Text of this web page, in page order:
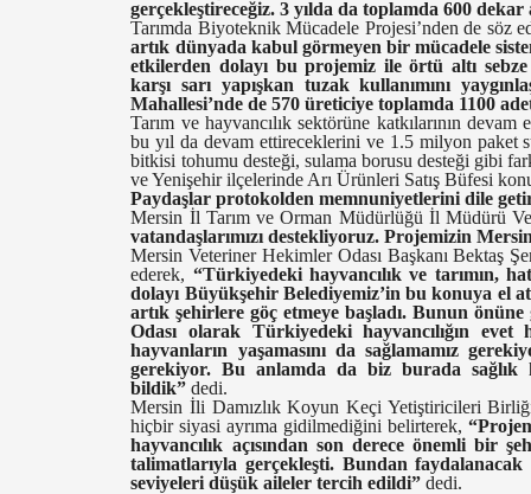
gerçekleştireceğiz. 3 yılda da toplamda 600 dekar
Tarımda Biyoteknik Mücadele Projesi’nden de söz
artık dünyada kabul görmeyen bir mücadele
etkilerden dolayı bu projemiz ile örtü altı sebze
karşı sarı yapışkan tuzak kullanımını
Mahallesi’nde de 570 üreticiye toplamda 1100
Tarım ve hayvancılık sektörüne katkılarının
bu yıl da devam ettireceklerini ve 1.5 milyon paket
bitkisi tohumu desteği, sulama borusu desteği gibi
ve Yenişehir ilçelerinde Arı Ürünleri Satış Büfesi
Paydaşlar protokolden memnuniyetlerini dile
Mersin İl Tarım ve Orman Müdürlüğü İl Müdürü
vatandaşlarımızı destekliyoruz. Projemizin
Mersin Veteriner Hekimler Odası Başkanı Bektaş
ederek, “Türkiyedeki hayvancılık ve tarımın,
dolayı Büyükşehir Belediyemiz’in bu konuya el
artık şehirlere göç etmeye başladı. Bunun
Odası olarak Türkiyedeki hayvancılığın
hayvanların yaşamasını da sağlamamız
gerekiyor. Bu anlamda da biz burada sağlık
bildik”dedi.
Mersin İli Damızlık Koyun Keçi Yetiştiricileri
hiçbir siyasi ayrıma gidilmediğini belirterek,
hayvancılık açısından son derece önemli bir
talimatlarıyla gerçekleşti. Bundan
seviyeleri düşük aileler tercih edildi” dedi.